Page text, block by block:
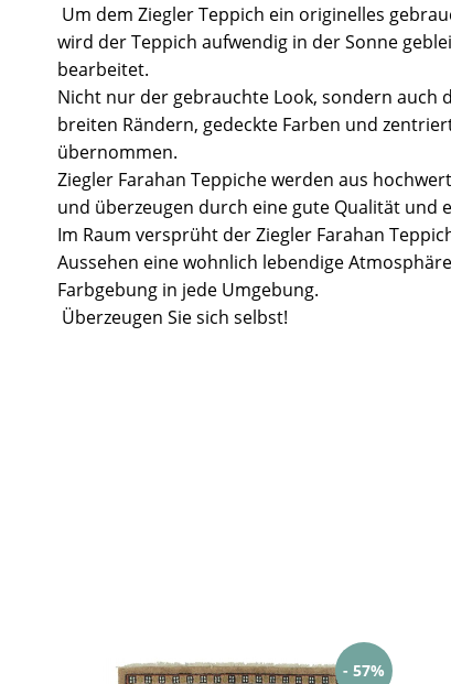
Um dem Ziegler Teppich ein originelles
wird der Teppich aufwendig in der Sonne
bearbeitet.
Nicht nur der gebrauchte Look, sondern auch
breiten Rändern, gedeckte Farben und
übernommen.
Ziegler Farahan Teppiche werden aus
und überzeugen durch eine gute Qualität und
Im Raum versprüht der Ziegler Farahan
Aussehen eine wohnlich lebendige
Farbgebung in jede Umgebung.
Überzeugen Sie sich selbst!
- 57%